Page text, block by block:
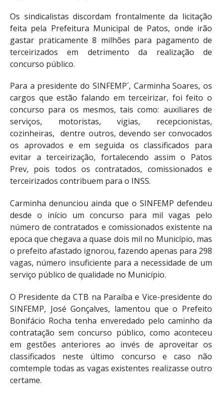
Os sindicalistas discordam frontalmente da licitação
feita pela Prefeitura Municipal de Patos, onde irão
gastar praticamente 8 milhões para pagamento de
terceirizados em detrimento da realização de
concurso público.
Para a presidente do SINFEMP´, Carminha Soares, os
cargos que estão falando em terceirizar, foi feito o
concurso para os mesmos, tais como: auxiliares de
serviços, motoristas, vigias, recepcionistas,
cozinheiras, dentre outros, devendo ser convocados
os aprovados e em seguida os classificados para
evitar a terceirização, fortalecendo assim o Patos
Prev, pois todos os contratados, comissionados e
terceirizados contribuem para o INSS.
Carminha denunciou ainda que o SINFEMP defendeu
desde o início um concurso para mil vagas pelo
número de contratados e comissionados existente na
epoca que chegava a quase dois mil no Município, mas
o prefeito afastado ignorou, fazendo apenas para 298
vagas, número insuficiente para a necessidade de um
serviço público de qualidade no Município.
O Presidente da CTB na Paraíba e Vice-presidente do
SINFEMP, José Gonçalves, lamentou que o Prefeito
Bonifácio Rocha tenha enveredado pelo caminho da
contratação sem concurso público, como aconteceu
em gestões anteriores ao invés de aproveitar os
classificados neste último concurso e caso não
comtemple todas as vagas existentes realizasse outro
certame.